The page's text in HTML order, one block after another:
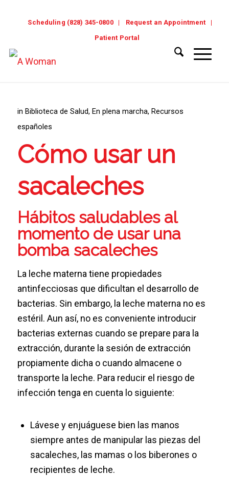
Scheduling (828) 345-0800
Request an Appointment
Patient Portal
in Biblioteca de Salud, En plena marcha, Recursos
españoles
Cómo usar un
sacaleches
Hábitos saludables al
momento de usar una
bomba sacaleches
La leche materna tiene propiedades
antinfecciosas que dificultan el desarrollo de
bacterias. Sin embargo, la leche materna no es
estéril. Aun así, no es conveniente introducir
bacterias externas cuando se prepare para la
extracción, durante la sesión de extracción
propiamente dicha o cuando almacene o
transporte la leche. Para reducir el riesgo de
infección tenga en cuenta lo siguiente:
Lávese y enjuáguese bien las manos
siempre antes de manipular las piezas del
sacaleches, las mamas o los biberones o
recipientes de leche.